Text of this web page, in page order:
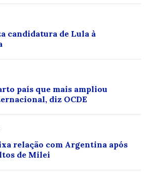
candidatura de Lula à
país que mais ampliou
diz OCDE
relação com Argentina após
de Milei